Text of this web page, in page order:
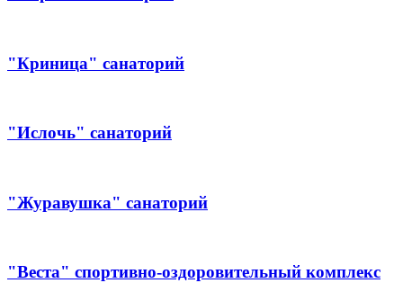
"Криница" санаторий
"Ислочь" санаторий
"Журавушка" санаторий
"Веста" спортивно-оздоровительный комплекс